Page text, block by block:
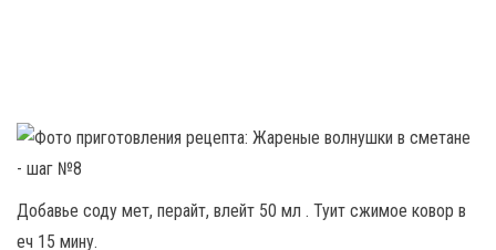
Добавье соду мет, перайт, влейт 50 мл . Туит сжимое ковор в
еч 15 мину.